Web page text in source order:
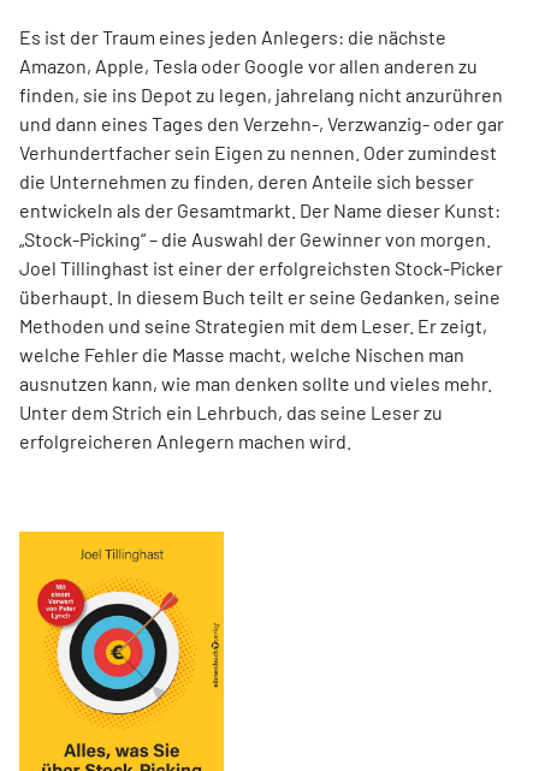
Es ist der Traum eines jeden Anlegers: die nächste
Amazon, Apple, Tesla oder Google vor allen anderen zu
finden, sie ins Depot zu legen, jahrelang nicht anzurühren
und dann eines Tages den Verzehn-, Verzwanzig- oder gar
Verhundertfacher sein Eigen zu nennen. Oder zumindest
die Unternehmen zu finden, deren Anteile sich besser
entwickeln als der Gesamtmarkt. Der Name dieser Kunst:
„Stock-Picking“ – die Auswahl der Gewinner von morgen.
Joel Tillinghast ist einer der erfolgreichsten Stock-Picker
überhaupt. In diesem Buch teilt er seine Gedanken, seine
Methoden und seine Strategien mit dem Leser. Er zeigt,
welche Fehler die Masse macht, welche Nischen man
ausnutzen kann, wie man denken sollte und vieles mehr.
Unter dem Strich ein Lehrbuch, das seine Leser zu
erfolgreicheren Anlegern machen wird.